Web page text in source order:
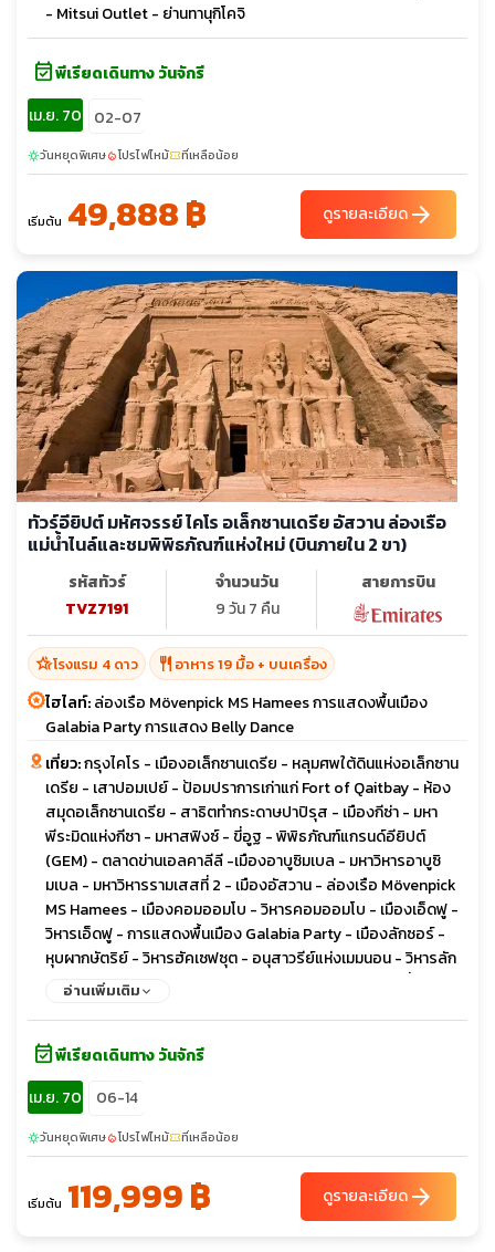
- Mitsui Outlet - ย่านทานุกิโคจิ
event_availableพีเรียดเดินทาง วันจักรี
เม.ย. 70
02-07
sunnyวันหยุดพิเศษlocal_fire_departmentโปรไฟไหม้confirmation_numberที่เหลือน้อย
เริ่มต้น 49,888 ฿ ดูรายละเอียดarrow_forward
ทัวร์อียิปต์ มหัศจรรย์ ไคโร อเล็กซานเดรีย อัสวาน ล่องเรือ
แม่น้ำไนล์และชมพิพิธภัณฑ์แห่งใหม่ (บินภายใน 2 ขา)
รหัสทัวร์
TVZ7191
จำนวนวัน
9 วัน 7 คืน
สายการบิน
hotel_classโรงแรม 4 ดาว restaurant อาหาร 19 มื้อ + บนเครื่อง
ไฮไลท์:ล่องเรือ Mövenpick MS Hamees การแสดงพื้นเมือง
Galabia Party การแสดง Belly Dance
เที่ยว:กรุงไคโร - เมืองอเล็กซานเดรีย - หลุมศพใต้ดินแห่งอเล็กซาน
เดรีย - เสาปอมเปย์ - ป้อมปราการเก่าแก่ Fort of Qaitbay - ห้อง
สมุดอเล็กซานเดรีย - สาธิตทำกระดาษปาปิรุส - เมืองกีซ่า - มหา
พีระมิดแห่งกีซา - มหาสฟิงซ์ - ขี่อูฐ - พิพิธภัณฑ์แกรนด์อียิปต์
(GEM) - ตลาดข่านเอลคาลีลี -เมืองอาบูซิมเบล - มหาวิหารอาบูซิ
มเบล - มหาวิหารรามเสสที่ 2 - เมืองอัสวาน - ล่องเรือ Mövenpick
MS Hamees - เมืองคอมออมโบ - วิหารคอมออมโบ - เมืองเอ็ดฟู -
วิหารเอ็ดฟู - การแสดงพื้นเมือง Galabia Party - เมืองลักซอร์ -
หุบผากษัตริย์ - วิหารฮัคเซฟซุต - อนุสาวรีย์แห่งเมมนอน - วิหารลัก
ซอร์ - การแสดง Belly Dance - มหาวิหารคาร์นัค - ตลาดพื้นเมือง
อ่านเพิ่มเติม
event_availableพีเรียดเดินทาง วันจักรี
เม.ย. 70
06-14
sunnyวันหยุดพิเศษlocal_fire_departmentโปรไฟไหม้confirmation_numberที่เหลือน้อย
เริ่มต้น 119,999 ฿ ดูรายละเอียดarrow_forward